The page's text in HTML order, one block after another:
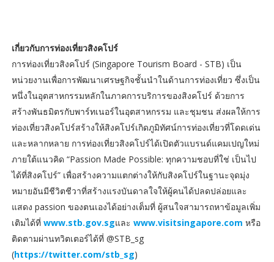
เกี่ยวกับการท่องเที่ยวสิงคโปร์
การท่องเที่ยวสิงคโปร์ (Singapore Tourism Board - STB) เป็น
หน่วยงานเพื่อการพัฒนาเศรษฐกิจชั้นนำในด้านการท่องเที่ยว ซึ่งเป็น
หนึ่งในอุตสาหกรรมหลักในภาคการบริการของสิงคโปร์ ด้วยการ
สร้างพันธมิตรกับพาร์ทเนอร์ในอุตสาหกรรม และชุมชน ส่งผลให้การ
ท่องเที่ยวสิงคโปร์สร้างให้สิงคโปร์เกิดภูมิทัศน์การท่องเที่ยวที่โดดเด่น
และหลากหลาย การท่องเที่ยวสิงคโปร์ได้เปิดตัวแบรนด์แคมเปญใหม่
ภายใต้แนวคิด “Passion Made Possible: ทุกความชอบที่ใช่ เป็นไป
ได้ที่สิงคโปร์” เพื่อสร้างความแตกต่างให้กับสิงคโปร์ในฐานะจุดมุ่ง
หมายอันมีชีวิตชีวาที่สร้างแรงบันดาลใจให้ผู้คนได้ปลดปล่อยและ
แสดง passion ของตนเองได้อย่างเต็มที่ ผู้สนใจสามารถหาข้อมูลเพิ่ม
เติมได้ที่ www.stb.gov.sgและ www.visitsingapore.com หรือ
ติดตามผ่านทวิตเตอร์ได้ที่ @STB_sg
(https://twitter.com/stb_sg)